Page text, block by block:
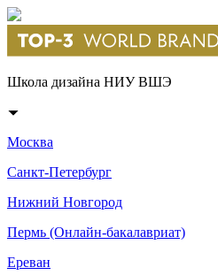
Школа дизайна НИУ ВШЭ
Москва
Санкт-Петербург
Нижний Новгород
Пермь (Онлайн-бакалавриат)
Ереван